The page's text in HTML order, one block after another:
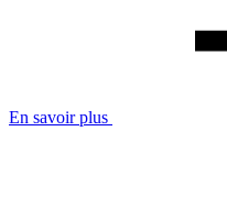
En savoir plus